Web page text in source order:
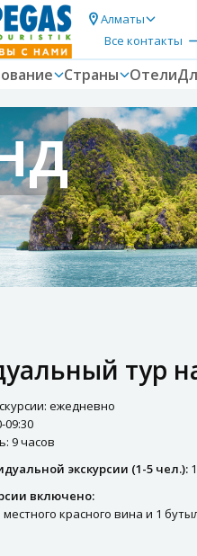
Алматы
Все контакты
Страны Отели
тур
ежедневно
09:30
9 часов
экскурсии (1-5 чел.):
включено:
красного вина и 1